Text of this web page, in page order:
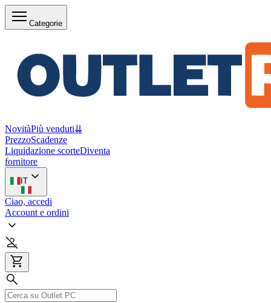
Categorie
NovitàPiù venduti⇊
PrezzoScadenze
Liquidazione scorteDiventa
fornitore
IT
Ciao, accedi
Account e ordini